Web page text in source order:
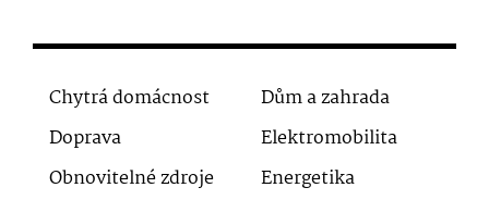
Chytrá domácnost
Dům a zahrada
Doprava
Elektromobilita
Obnovitelné zdroje
Energetika